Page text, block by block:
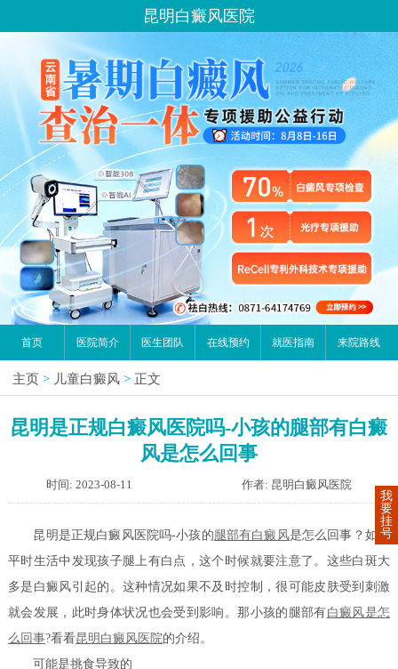
昆明白癜风医院
首页 医院简介 医生团队 在线预约 就医指南 来院路线
主页 > 儿童白癜风 > 正文
昆明是正规白癜风医院吗-小孩的腿部有白癜
风是怎么回事
时间: 2023-08-11 作者: 昆明白癜风医院
昆明是正规白癜风医院吗-小孩的腿部有白癜风是怎么回事？如果
平时生活中发现孩子腿上有白点，这个时候就要注意了。这些白斑大
多是白癜风引起的。这种情况如果不及时控制，很可能皮肤受到刺激
就会发展，此时身体状况也会受到影响。那小孩的腿部有白癜风是怎
么回事?看看昆明白癜风医院的介绍。
可能是挑食导致的
我
要
挂
号